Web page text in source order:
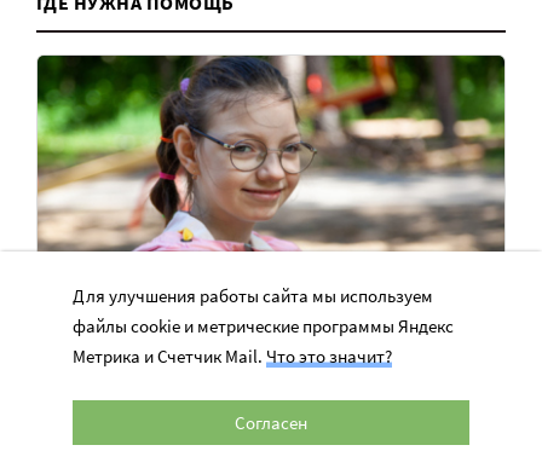
двигаться и одеваться
Для улучшения работы сайта мы используем
файлы cookie и метрические программы Яндекс
Метрика и Счетчик Mail. Что это значит?
Согласен